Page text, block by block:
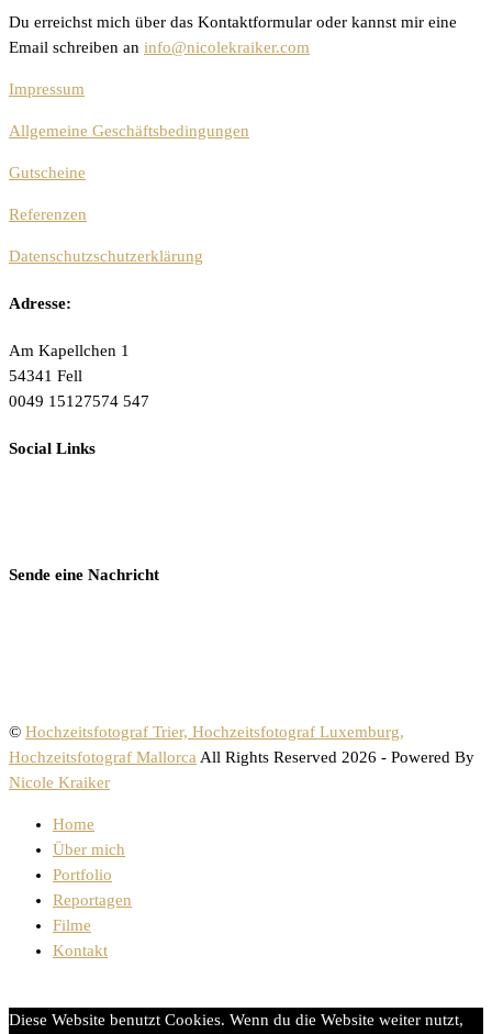
Du erreichst mich über das Kontaktformular oder kannst mir eine
Email schreiben an info@nicolekraiker.com
Impressum
Allgemeine Geschäftsbedingungen
Gutscheine
Referenzen
Datenschutzschutzerklärung
Adresse:
Am Kapellchen 1
54341 Fell
0049 15127574 547
Social Links
Sende eine Nachricht
© Hochzeitsfotograf Trier, Hochzeitsfotograf Luxemburg,
Hochzeitsfotograf Mallorca All Rights Reserved 2026 - Powered By
Nicole Kraiker
Home
Über mich
Portfolio
Reportagen
Filme
Kontakt
Diese Website benutzt Cookies. Wenn du die Website weiter nutzt,